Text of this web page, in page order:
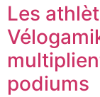
Les
podiums